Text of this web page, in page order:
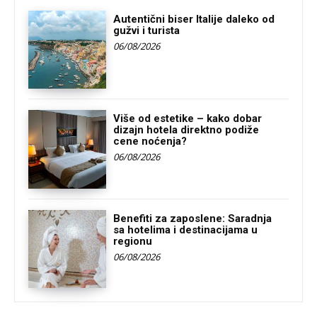
Autentični biser Italije daleko od
gužvi i turista
06/08/2026
Više od estetike – kako dobar
dizajn hotela direktno podiže
cene noćenja?
06/08/2026
Benefiti za zaposlene: Saradnja
sa hotelima i destinacijama u
regionu
06/08/2026